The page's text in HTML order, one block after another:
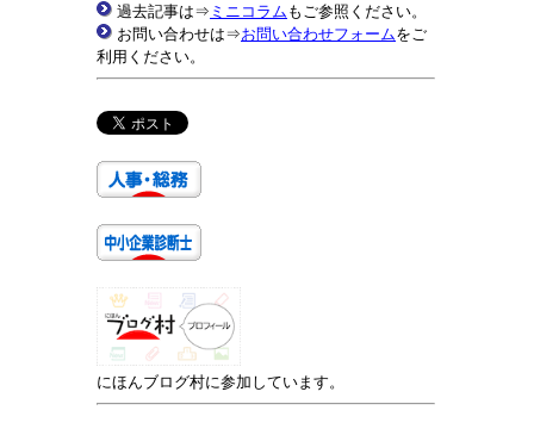
過去記事は⇒ ミニコラム もご参照ください。
お問い合わせは⇒お問い合わせフォームをご
利用ください。
にほんブログ村に参加しています。